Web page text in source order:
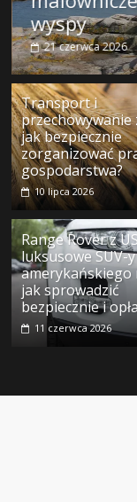
o
i
życiu
po
pracy
wealth4living
lifestyle
wyspy
21 czerwca 2026
Transport i
przechowywanie
jak bezpiecznie
zorganizować
gospodarstwa?
10 lipca 2026
Range Rover z
luksusowe SUV-
amerykańskiego
jak sprowadzić
bezpiecznie i
11 czerwca 2026